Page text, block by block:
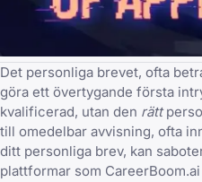
Det personliga brevet, ofta
göra ett övertygande första
kvalificerad, utan den rätt
till omedelbar avvisning, ofta
ditt personliga brev, kan
plattformar som CareerBoom.ai